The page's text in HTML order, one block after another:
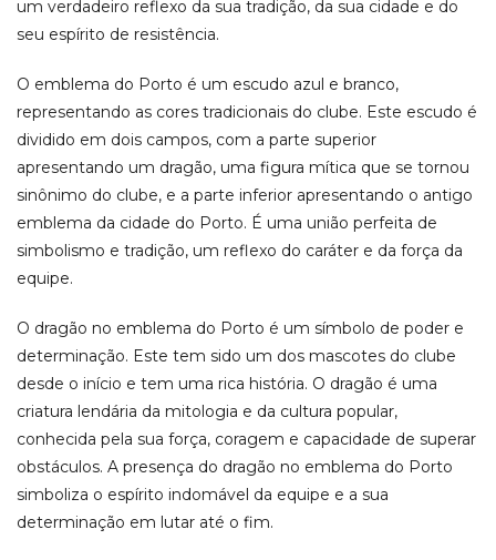
um verdadeiro reflexo da sua tradição, da sua cidade e do
seu espírito de resistência.
O emblema do Porto é um escudo azul e branco,
representando as cores tradicionais do clube. Este escudo é
dividido em dois campos, com a parte superior
apresentando um dragão, uma figura mítica que se tornou
sinônimo do clube, e a parte inferior apresentando o antigo
emblema da cidade do Porto. É uma união perfeita de
simbolismo e tradição, um reflexo do caráter e da força da
equipe.
O dragão no emblema do Porto é um símbolo de poder e
determinação. Este tem sido um dos mascotes do clube
desde o início e tem uma rica história. O dragão é uma
criatura lendária da mitologia e da cultura popular,
conhecida pela sua força, coragem e capacidade de superar
obstáculos. A presença do dragão no emblema do Porto
simboliza o espírito indomável da equipe e a sua
determinação em lutar até o fim.